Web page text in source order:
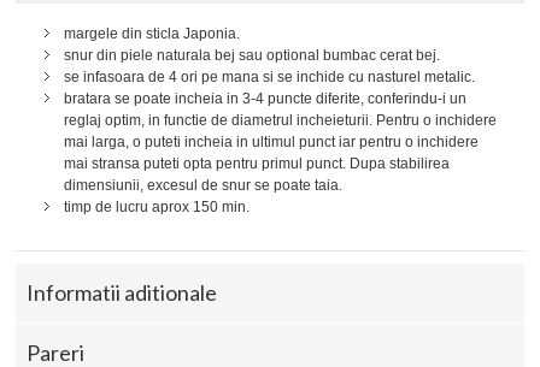
margele din sticla Japonia.
snur din piele naturala bej sau optional bumbac cerat bej.
se infasoara de 4 ori pe mana si se inchide cu nasturel metalic.
bratara se poate incheia in 3-4 puncte diferite, conferindu-i un
reglaj optim, in functie de diametrul incheieturii. Pentru o inchidere
mai larga, o puteti incheia in ultimul punct iar pentru o inchidere
mai stransa puteti opta pentru primul punct. Dupa stabilirea
dimensiunii, excesul de snur se poate taia.
timp de lucru aprox 150 min.
Informatii aditionale
Pareri